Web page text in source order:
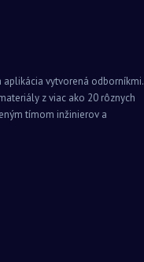
aplikácia vytvorená odborníkmi.
z viac ako 20 rôznych
tímom inžinierov a